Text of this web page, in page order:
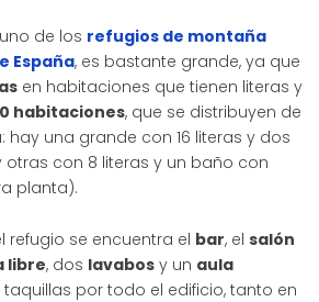
de los refugios de montaña
España, es bastante grande, ya que
en habitaciones que tienen literas y
habitaciones, que se distribuyen de
hay una grande con 16 literas y dos
con 8 literas y un baño con
planta).
refugio se encuentra el bar, el salón
libre, dos lavabos y un aula
taquillas por todo el edificio, tanto en